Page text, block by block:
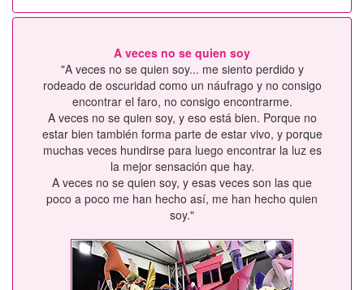
A veces no se quien soy
"A veces no se quien soy... me siento perdido y
rodeado de oscuridad como un náufrago y no consigo
encontrar el faro, no consigo encontrarme.
A veces no se quien soy, y eso está bien. Porque no
estar bien también forma parte de estar vivo, y porque
muchas veces hundirse para luego encontrar la luz es
la mejor sensación que hay.
A veces no se quien soy, y esas veces son las que
poco a poco me han hecho así, me han hecho quien
soy."